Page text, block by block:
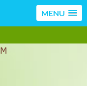
MENU